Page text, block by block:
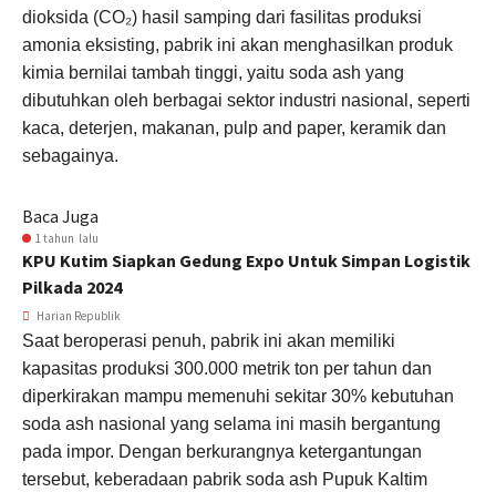
dioksida (CO₂) hasil samping dari fasilitas produksi
amonia eksisting, pabrik ini akan menghasilkan produk
kimia bernilai tambah tinggi, yaitu soda ash yang
dibutuhkan oleh berbagai sektor industri nasional, seperti
kaca, deterjen, makanan, pulp and paper, keramik dan
sebagainya.
Baca Juga
1 tahun lalu
KPU Kutim Siapkan Gedung Expo Untuk Simpan Logistik
Pilkada 2024
Harian Republik
Saat beroperasi penuh, pabrik ini akan memiliki
kapasitas produksi 300.000 metrik ton per tahun dan
diperkirakan mampu memenuhi sekitar 30% kebutuhan
soda ash nasional yang selama ini masih bergantung
pada impor. Dengan berkurangnya ketergantungan
tersebut, keberadaan pabrik soda ash Pupuk Kaltim